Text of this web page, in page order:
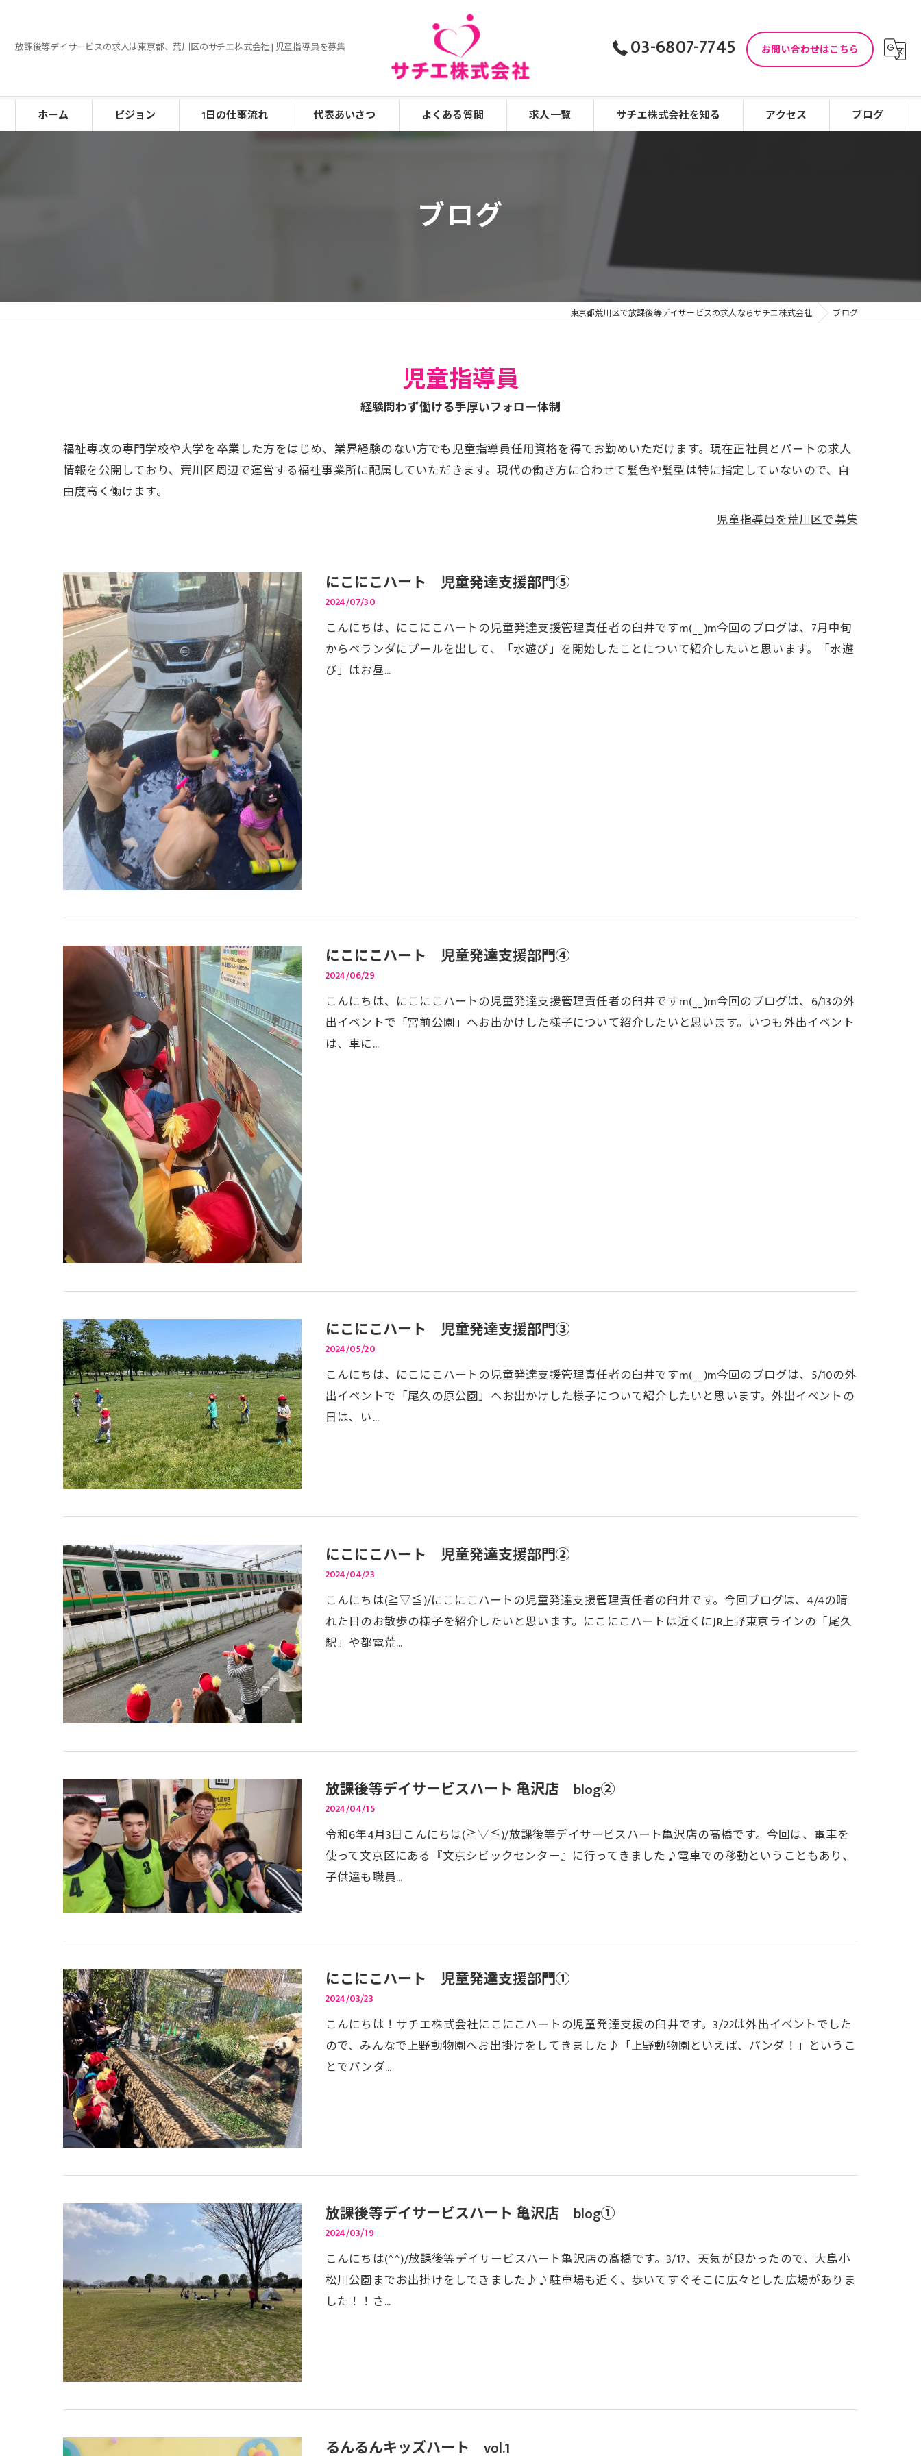
放課後等デイサービスの求人は東京都、荒川区のサチエ株式会社 | 児童指導員を募集 03-6807-7745 お問い合わせはこちら
ホーム ビジョン 1日の仕事流れ 代表あいさつ よくある質問 求人一覧 サチエ株式会社を知る
児童指導員
児童発達支援
働きやすい
看護師
アクセス ブログ
ブログ
東京都荒川区で放課後等デイサービスの求人ならサチエ株式会社 ブログ
児童指導員
経験問わず働ける手厚いフォロー体制
福祉専攻の専門学校や大学を卒業した方をはじめ、業界経験のない方でも児童指導員任用資格を得てお勤めいただけます。現在正社員とパートの求人
情報を公開しており、荒川区周辺で運営する福祉事業所に配属していただきます。現代の働き方に合わせて髪色や髪型は特に指定していないので、自
由度高く働けます。
児童指導員を荒川区で募集
にこにこハート 児童発達支援部門⑤
2024/07/30
こんにちは、にこにこハートの児童発達支援管理責任者の臼井ですm(__)m今回のブログは、7月中旬
からベランダにプールを出して、「水遊び」を開始したことについて紹介したいと思います。「水遊
び」はお昼…
にこにこハート 児童発達支援部門④
2024/06/29
こんにちは、にこにこハートの児童発達支援管理責任者の臼井ですm(__)m今回のブログは、6/13の外
出イベントで「宮前公園」へお出かけした様子について紹介したいと思います。いつも外出イベント
は、車に…
にこにこハート 児童発達支援部門③
2024/05/20
こんにちは、にこにこハートの児童発達支援管理責任者の臼井ですm(__)m今回のブログは、5/10の外
出イベントで「尾久の原公園」へお出かけした様子について紹介したいと思います。外出イベントの
日は、い…
にこにこハート 児童発達支援部門②
2024/04/23
こんにちは(≧▽≦)/にこにこハートの児童発達支援管理責任者の臼井です。今回ブログは、4/4の晴
れた日のお散歩の様子を紹介したいと思います。にこにこハートは近くにJR上野東京ラインの「尾久
駅」や都電荒…
放課後等デイサービスハート 亀沢店 blog②
2024/04/15
令和6年4月3日こんにちは(≧▽≦)/放課後等デイサービスハート亀沢店の髙橋です。今回は、電車を
使って文京区にある『文京シビックセンター』に行ってきました♪電車での移動ということもあり、
子供達も職員…
にこにこハート 児童発達支援部門①
2024/03/23
こんにちは！サチエ株式会社にこにこハートの児童発達支援の臼井です。3/22は外出イベントでした
ので、みんなで上野動物園へお出掛けをしてきました♪「上野動物園といえば、パンダ！」というこ
とでパンダ…
放課後等デイサービスハート 亀沢店 blog①
2024/03/19
こんにちは(^^)/放課後等デイサービスハート亀沢店の髙橋です。3/17、天気が良かったので、大島小
松川公園までお出掛けをしてきました♪♪駐車場も近く、歩いてすぐそこに広々とした広場がありま
した！！さ…
るんるんキッズハート vol.1